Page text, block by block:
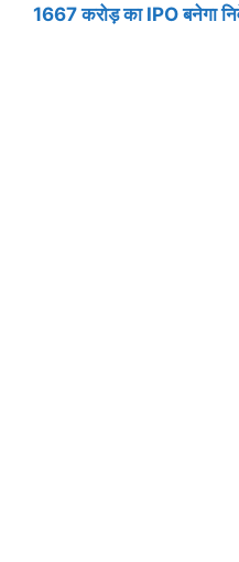
1667 करोड़ का IPO बनेगा